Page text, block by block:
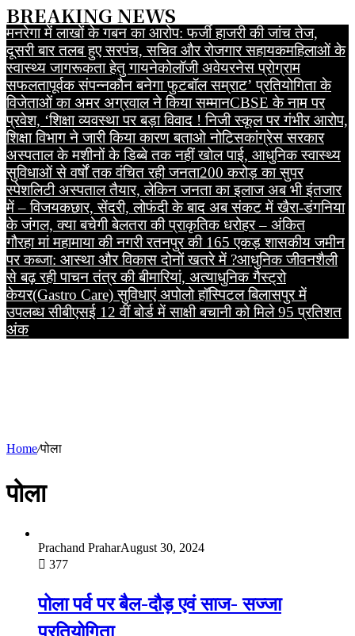
BREAKING NEWS
मनरेगा में लाखों के गबन का आरोप: फर्जी हाजरी की जांच तेज,
दूसरी बार तलब हुए सरपंच, सचिव और रोजगार सहायकमहिलाओं के
स्वास्थ्य जागरूकता हेतु गायनेकोलॉजी अवेयरनेस प्रोग्राम
सफलतापूर्वक संपन्नकौन बनेगा फुटबॉल सम्राट’ प्रतियोगिता के
विजेताओं का अमर अग्रवाल ने किया सम्मानCBSE के नाम पर
प्रवेश, ‘शिक्षा व्यवस्था पर बड़ा विवाद ! निजी स्कूल पर गंभीर आरोप,
शिक्षा विभाग ने जारी किया कारण बताओ नोटिसकांग्रेस सरकार
अस्पताल के मशीनों के डिब्बे तक नहीं खोल पाई, आधुनिक स्वास्थ्य
सुविधाओं से वर्षों तक वंचित रही जनता200 करोड़ का सुपर
स्पेशलिटी अस्पताल तैयार, लेकिन जनता का इलाज अब भी इंतजार
में – विजयकछार, सेंदरी, लोफंदी के बाद अब संकट में खैरा-डंगनिया
के जंगल, क्या बचेगी बेलतरा की प्राकृतिक धरोहर – अंकित
गौरहामां महामाया की नगरी रतनपुर की 165 एकड़ शासकीय जमीन
पर कब्जा: आस्था और विकास दोनों खतरे में ?आधुनिक जीवनशैली
से बढ़ रही पाचन तंत्र की बीमारियां, अत्याधुनिक गैस्ट्रो
केयर(Gastro Care) सुविधाएं अपोलो हॉस्पिटल बिलासपुर में
उपलब्धसीबीएसई 12 वीं बोर्ड में साक्षी बचानी को मिले 95 प्रतिशत
अंक
Home/पोला
पोला
Prachand PraharAugust 30, 2024
377
पोला पर्व पर बैल-दौड़ एवं साज- सज्जा
प्रतियोगिता